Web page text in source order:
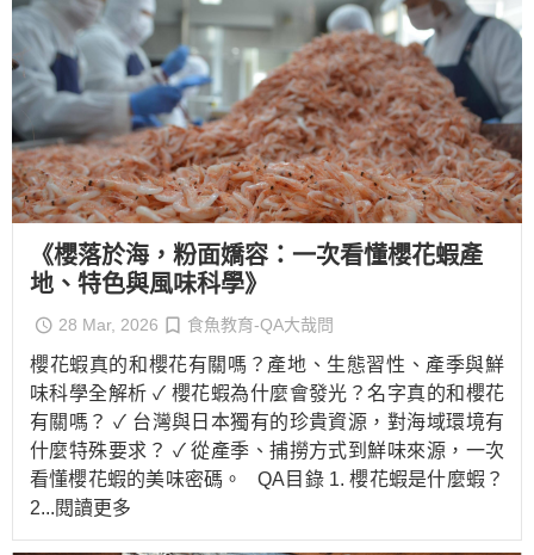
《櫻落於海，粉面嬌容：一次看懂櫻花蝦產
地、特色與風味科學》
28 Mar, 2026 食魚教育-QA大哉問
櫻花蝦真的和櫻花有關嗎？產地、生態習性、產季與鮮
味科學全解析 ✓ 櫻花蝦為什麼會發光？名字真的和櫻花
有關嗎？ ✓ 台灣與日本獨有的珍貴資源，對海域環境有
什麼特殊要求？ ✓ 從產季、捕撈方式到鮮味來源，一次
看懂櫻花蝦的美味密碼。 QA目錄 1. 櫻花蝦是什麼蝦？
2...閱讀更多